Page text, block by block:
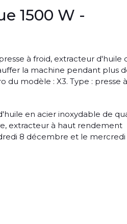
1500 W -
à froid, extracteur d'huile
la machine pendant plus
du modèle : X3. Type : presse à
en acier inoxydable de
extracteur à haut rendement
8 décembre et le mercredi